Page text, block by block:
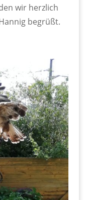
wir herzlich
begrüßt.